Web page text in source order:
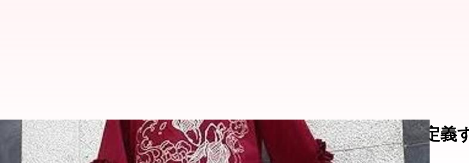
プリーツスカート：日本のストリートファッションを定
著者 Keito Komeda Jun 30, 2026 05:03 am